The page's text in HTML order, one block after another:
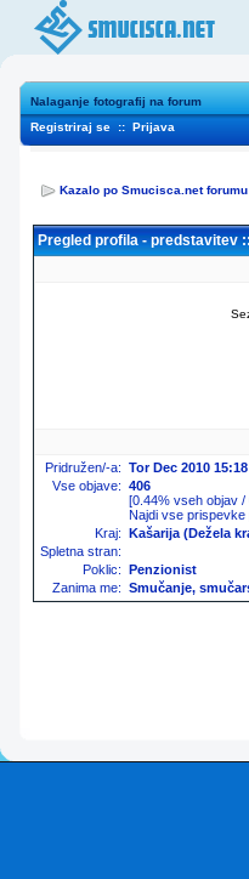
Nalaganje fotografij na forum
Registriraj se :: Prijava
Kazalo po Smucisca.net forumu
Pregled profila - predstavitev
Pridružen/-a: Tor Dec 2010 15:18
Vse objave: 406
[0.44% vseh objav /
Najdi vse prispevke
Kraj: Kašarija (Dežela
Spletna stran:
Poklic: Penzionist
Zanima me: Smučanje,